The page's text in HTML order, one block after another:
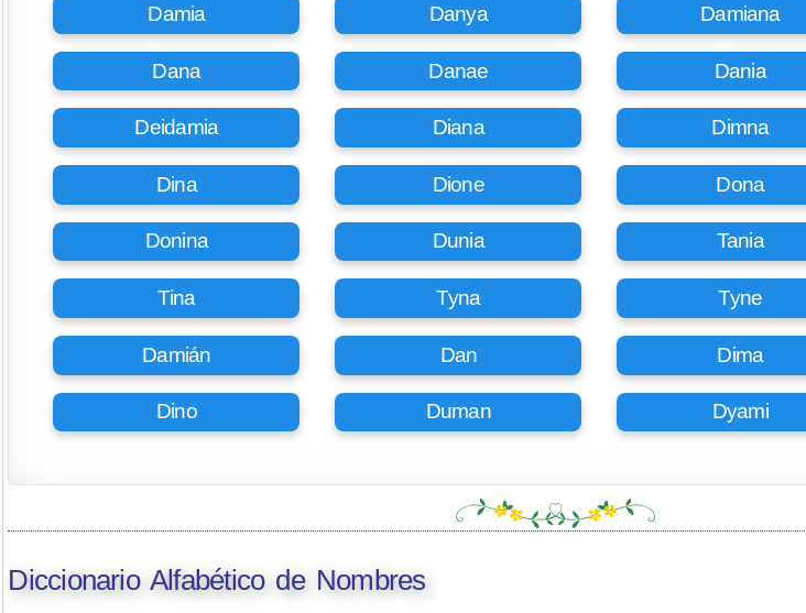
Damia Danya Damiana
Dana Danae Dania
Deidamia Diana Dimna
Dina Dione Dona
Donina Dunia Tania
Tina Tyna Tyne
Damián Dan Dima
Dino Duman Dyami
Diccionario Alfabético de Nombres